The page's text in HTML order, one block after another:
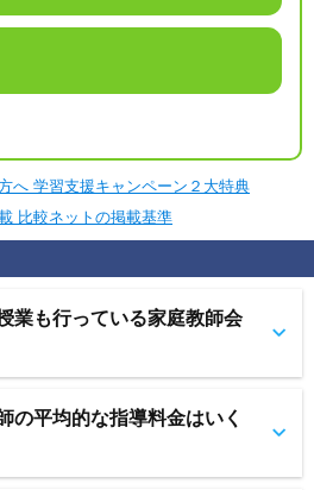
業も行っている家庭教師会
の平均的な指導料金はいく